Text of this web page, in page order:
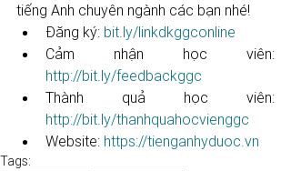
tiếng Anh chuyên ngành các bạn nhé!
Đăng ký: bit.ly/linkdkggconline
http://bit.ly/feedbackggc
http://bit.ly/thanhquahocvienggc
Website: https://tienganhyduoc.vn
Tags: